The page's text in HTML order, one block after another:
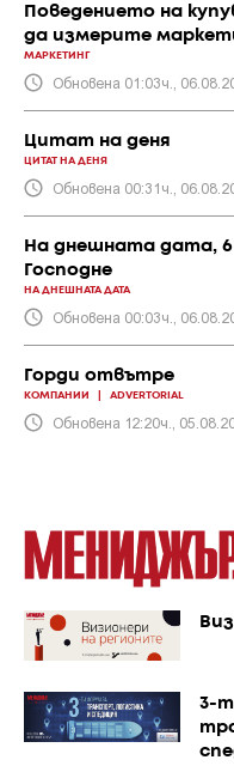
Поведението на
да измерите
МАРКЕТИНГ
Обновена 01:03ч.,
Цитат на деня
ЦИТАТ НА ДЕНЯ
Обновена 00:31ч.,
На днешната дата,
Господне
НА ДНЕШНАТА ДАТА
Обновена 00:03ч.,
Горди отвътре
КОМПАНИИ ADVERTORIAL
Обновена 12:20ч.,
3-